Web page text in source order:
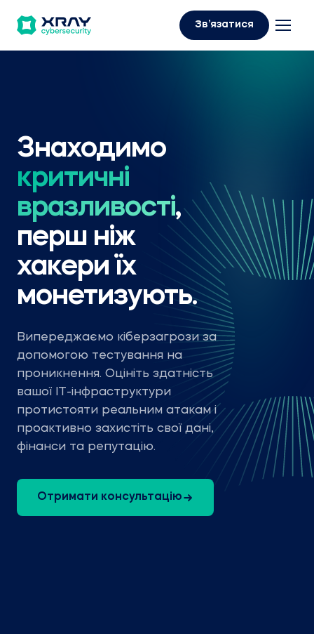
Зв’язатися
Знаходимо
критичні
вразливості,
перш ніж
хакери їх
монетизують.
Випереджаємо кіберзагрози за
допомогою тестування на
проникнення. Оцініть здатність
вашої ІТ-інфраструктури
протистояти реальним атакам і
проактивно захистіть свої дані,
фінанси та репутацію.
Отримати консультацію